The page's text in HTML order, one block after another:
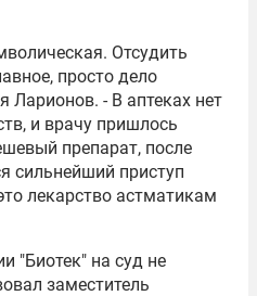
Отсудить
просто дело
Ларионов. - В аптеках нет
и врачу пришлось
препарат, после
сильнейший приступ
лекарство астматикам
"Биотек" на суд не
заместитель